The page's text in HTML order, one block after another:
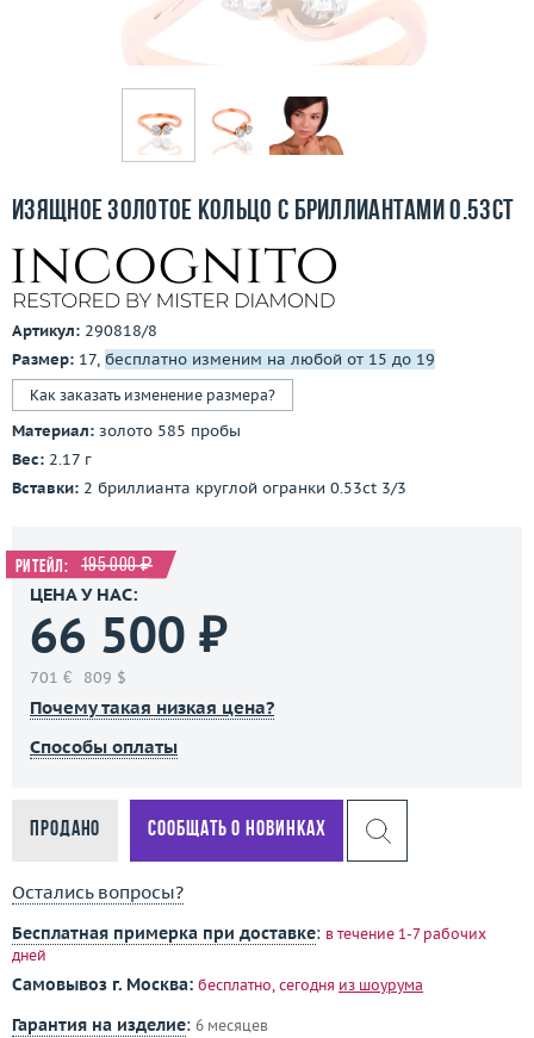
Бесплатная доставка
Покупка и оплата
3D-тур по шоуруму
Заказать звонок
Изящное золотое кольцо с бриллиантами 0.53ct
Артикул: 290818/8
Размер: 17, бесплатно изменим на любой от 15 до 19
Как заказать изменение размера?
Материал: золото 585 пробы
Вес: 2.17 г
Вставки: 2 бриллианта круглой огранки 0.53ct 3/3
Ритейл: 195 000 ₽
ЦЕНА У НАС:
66 500 ₽
701 € 809 $
Почему такая низкая цена?
Способы оплаты
Продано Сообщать о новинках
Остались вопросы?
Бесплатная примерка при доставке: в течение 1-7 рабочих
дней
Самовывоз г. Москва: бесплатно, сегодня из шоурума
Гарантия на изделие: 6 месяцев